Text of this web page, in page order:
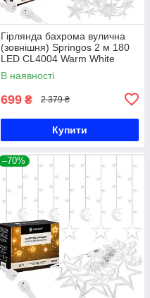
Гірлянда бахрома вулична
(зовнішня) Springos 2 м 180
LED CL4004 Warm White
В наявності
699 ₴ 2 379 ₴
Купити
–70%